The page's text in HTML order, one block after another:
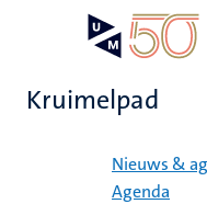
Kruimelpad
Nieuws &
Agenda